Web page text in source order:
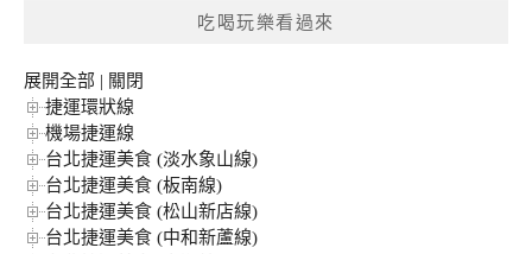
吃喝玩樂看過來
展開全部 | 關閉
捷運環狀線
機場捷運線
台北捷運美食 (淡水象山線)
台北捷運美食 (板南線)
台北捷運美食 (松山新店線)
台北捷運美食 (中和新蘆線)